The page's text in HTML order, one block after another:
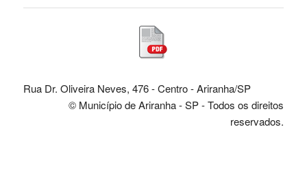
Rua Dr. Oliveira Neves, 476 - Centro - Ariranha/SP
© Município de Ariranha - SP - Todos os direitos
reservados.